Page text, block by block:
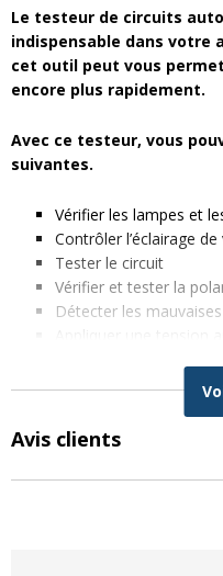
Le testeur de circuits
indispensable dans votre
cet outil peut vous
encore plus rapidement.
Avec ce testeur, vous
suivantes.
Vérifier les lampes et
Contrôler l’éclairage
Tester le circuit
Vérifier et tester la
Détecter les
Appliquer une tension
Ce testeur de circuit est
Attendez 5 secondes et
Avis clients